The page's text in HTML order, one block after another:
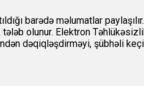
barədə məlumatlar
olunur. Elektron
dəqiqləşdirməyi, şübhəli